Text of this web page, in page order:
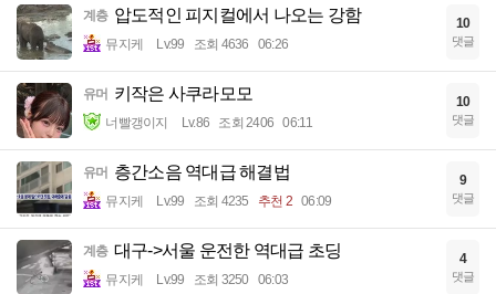
계층 압도적인 피지컬에서 나오는 강함
뮤지케 Lv.99 조회 4636 06:26
10
댓글
유머 키작은 사쿠라모모
너빨갱이지 Lv.86 조회 2406 06:11
10
댓글
유머 층간소음 역대급 해결법
뮤지케 Lv.99 조회 4235 추천 2 06:09
9
댓글
계층 대구->서울 운전한 역대급 초딩
뮤지케 Lv.99 조회 3250 06:03
4
댓글